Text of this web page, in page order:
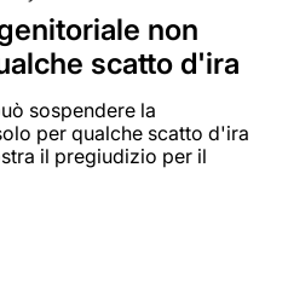
non
scatto d'ira
sospendere la
per qualche scatto d'ira
il pregiudizio per il